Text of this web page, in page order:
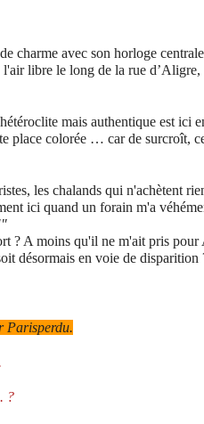
charme avec son horloge
l'air libre le long de la rue
mais authentique est ici
place colorée … car de surcroît,
les chalands qui n'achètent
ici quand un forain m'a
? A moins qu'il ne m'ait pris pour
désormais en voie de disparition
Parisperdu.
?